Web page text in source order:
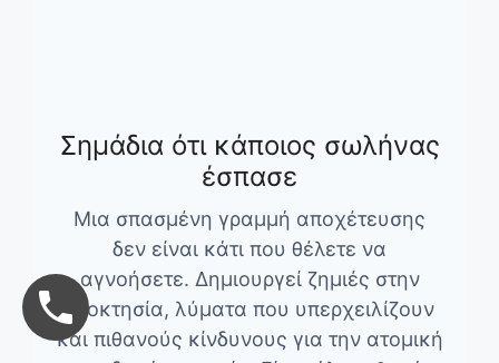
Σημάδια ότι κάποιος σωλήνας
έσπασε
Μια σπασμένη γραμμή αποχέτευσης
δεν είναι κάτι που θέλετε να
αγνοήσετε. Δημιουργεί ζημιές στην
ιδιοκτησία, λύματα που υπερχειλίζουν
και πιθανούς κίνδυνους για την ατομική